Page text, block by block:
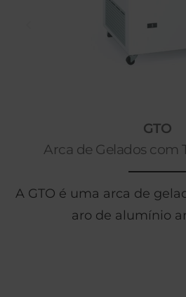
GTO
Arca de Gelados com
A GTO é uma arca de
aro de alumínio